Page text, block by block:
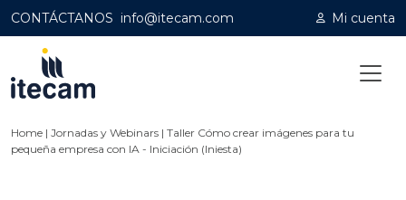
CONTÁCTANOS info@itecam.com Mi cuenta
Home | Jornadas y Webinars | Taller Cómo crear imágenes para tu
pequeña empresa con IA - Iniciación (Iniesta)